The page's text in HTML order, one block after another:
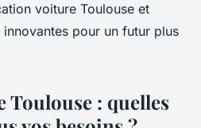
voiture Toulouse et
innovantes pour un futur plus
: quelles